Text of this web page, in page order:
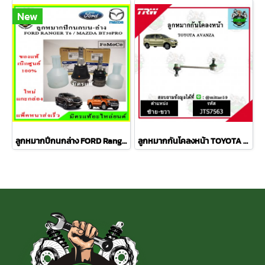
New
ลูกหมากปีกนกล่าง FORD Ranger T6 / MAZDA BT50 PRO 2WD , 4WD ลูกหมากกันโคลงหน้า TOYOTA AVANZA อเวนซ่า ปี 04-11ชุดช่วงล่าง TRW ราคาต่อคู่